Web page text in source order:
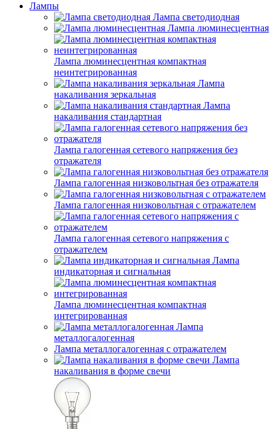
Лампы
Лампа светодиодная
Лампа люминесцентная
Лампа люминесцентная компактная
неинтегрированная
Лампа
накаливания зеркальная
Лампа
накаливания стандартная
Лампа галогенная сетевого напряжения без
отражателя
Лампа галогенная низковольтная без отражателя
Лампа галогенная низковольтная с отражателем
Лампа галогенная сетевого напряжения с
отражателем
Лампа
индикаторная и сигнальная
Лампа люминесцентная компактная
интегрированная
Лампа
металлогалогенная
Лампа металлогалогенная с отражателем
Лампа
накаливания в форме свечи